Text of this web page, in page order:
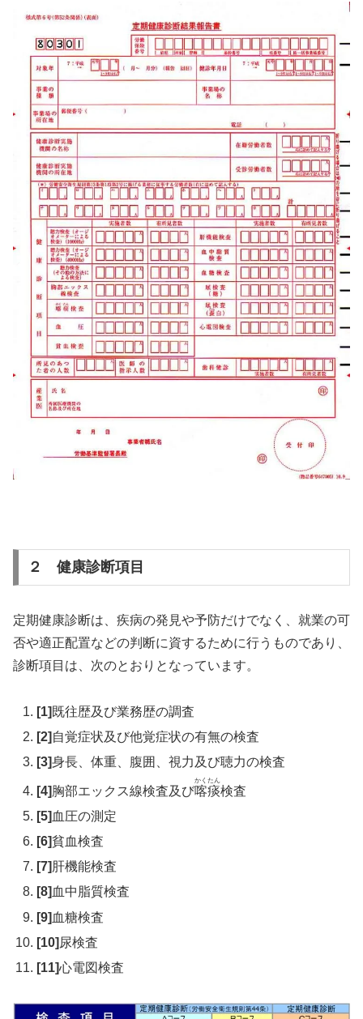
２ 健康診断項目
定期健康診断は、疾病の発見や予防だけでなく、就業の可
否や適正配置などの判断に資するために行うものであり、
診断項目は、次のとおりとなっています。
[1] 既往歴及び業務歴の調査
[2] 自覚症状及び他覚症状の有無の検査
[3]身長、体重、腹囲、視力及び聴力の検査
[4] 胸部エックス線検査及び喀痰
かくたん
検査
[5] 血圧の測定
[6]貧血検査
[7] 肝機能検査
[8] 血中脂質検査
[9] 血糖検査
[10] 尿検査
[11]心電図検査